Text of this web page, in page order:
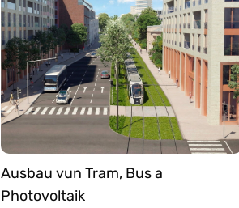
Ausbau vun Tram, Bus a
Photovoltaik